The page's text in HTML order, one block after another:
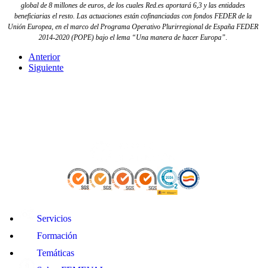
global de 8 millones de euros, de los cuales Red.es aportará 6,3 y las entidades
beneficiarias el resto. Las actuaciones están cofinanciadas con fondos FEDER de la
Unión Europea, en el marco del Programa Operativo Plurirregional de España FEDER
2014-2020 (POPE) bajo el lema “Una manera de hacer Europa”.
Anterior
Siguiente
Servicios
Formación
Temáticas